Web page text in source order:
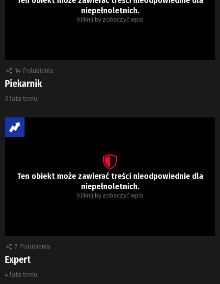
niepełnoletnich.
Kliknij by zobaczyć wpis
14 Polubienia
Piekarnik
3 lata temu
Ten obiekt może zawierać treści nieodpowiednie dla
niepełnoletnich.
Kliknij by zobaczyć wpis
7 Polubienia
Expert
4 lata temu